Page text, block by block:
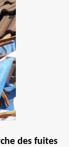
des fuites